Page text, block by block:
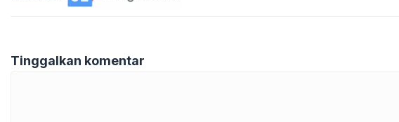
Tinggalkan komentar